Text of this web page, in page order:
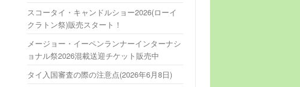
スコータイ・キャンドルショー2026(ローイ
クラトン祭)販売スタート！
メージョー・イーペンランナーインターナシ
ョナル祭2026混載送迎チケット販売中
タイ入国審査の際の注意点(2026年6月8日)